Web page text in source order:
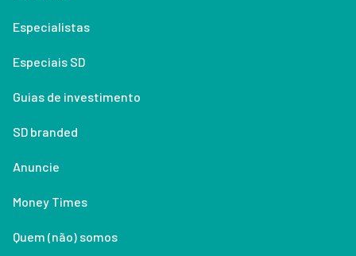
Especialistas
Especiais SD
Guias de investimento
SD branded
Anuncie
Money Times
Quem (não) somos